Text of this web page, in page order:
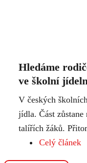
Hledáme
ve školní
V českých
jídla. Část zůstane
talířích žáků.
Celý článek